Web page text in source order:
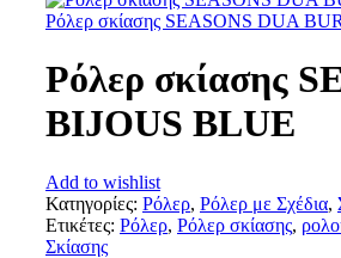
Ρόλερ σκίασης SEASONS DUA
Ρόλερ σκίασης
BIJOUS BLUE
Add to wishlist
Κατηγορίες: Ρόλερ, Ρόλερ με Σχέδια,
Ετικέτες: Ρόλερ, Ρόλερ σκίασης,
Σκίασης